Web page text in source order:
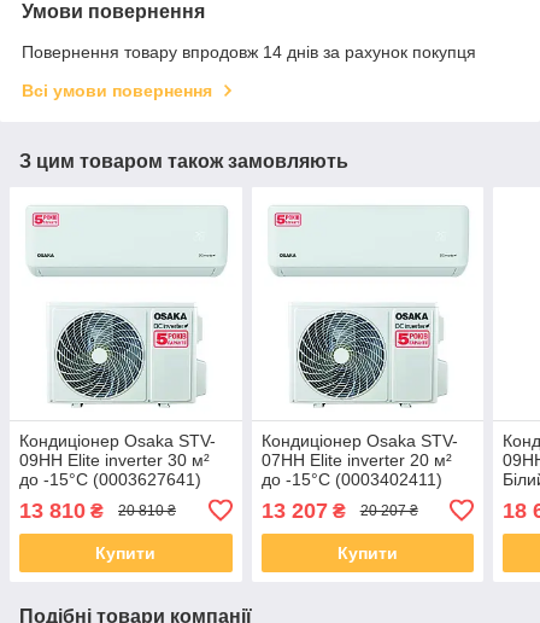
Умови повернення
Повернення товару впродовж 14 днів за рахунок покупця
Всі умови повернення
З цим товаром також замовляють
Кондиціонер Osaka STV-
09HH Elite inverter 30 м²
до -15°C (0003627641)
13 810 ₴ 20 810 ₴
Купити
Кондиціонер Osaka STV-
07HH Elite inverter 20 м²
до -15°C (0003402411)
13 207₴ 20 207 ₴
Купити
18
Подібні товари компанії